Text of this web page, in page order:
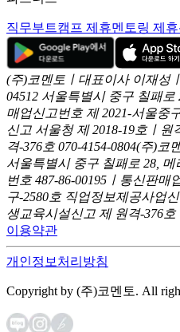
직무부트캠프 제휴멘토링 제휴
(주)코멘토ㅣ대표이사 이재성
04512 서울특별시 중구 칠패
매업신고번호 제 2021-서울중
신고 서울청 제 2018-19호ㅣ
격-376호 070-4154-0804(주)코
서울특별시 중구 칠패로 28,
번호 487-86-00195ㅣ통신판매
구-2580호 직업정보제공사업
생교육시설신고 제 원격-376호
이용약관
개인정보처리방침
Copyright by (주)코멘토. All